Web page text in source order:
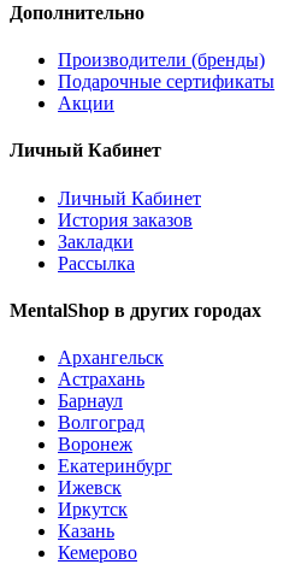
Дополнительно
Производители (бренды)
Подарочные сертификаты
Акции
Личный Кабинет
Личный Кабинет
История заказов
Закладки
Рассылка
MentalShop в других городах
Архангельск
Астрахань
Барнаул
Волгоград
Воронеж
Екатеринбург
Ижевск
Иркутск
Казань
Кемерово